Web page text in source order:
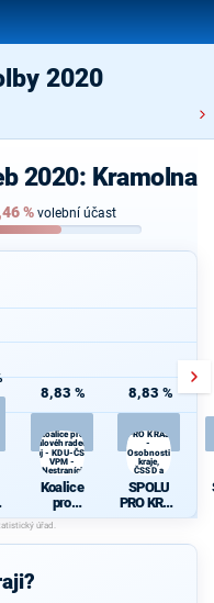
2020
2020: Kramolna
% volební účast
8,83 %
Koalice pro
Královéhradecký
kraj - KDU-ČSL -
VPM -
Nestraníci
Koalice
pro
Královéhra
decký kraj
- KDU-
8,83 %
PRO KRAJ
-
Osobnosti
kraje,
ČSSD a
SPOLU
PRO KRAJ
-
kraje,